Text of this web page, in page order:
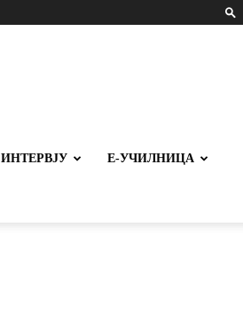
ИНТЕРВЈУ Е-УЧИЛНИЦА